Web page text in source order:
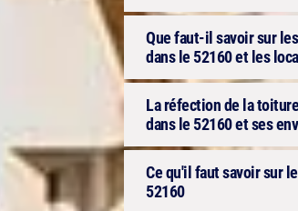
Que faut-il savoir sur
dans le 52160 et les
La réfection de la
dans le 52160 et ses
Ce qu'il faut savoir sur
52160